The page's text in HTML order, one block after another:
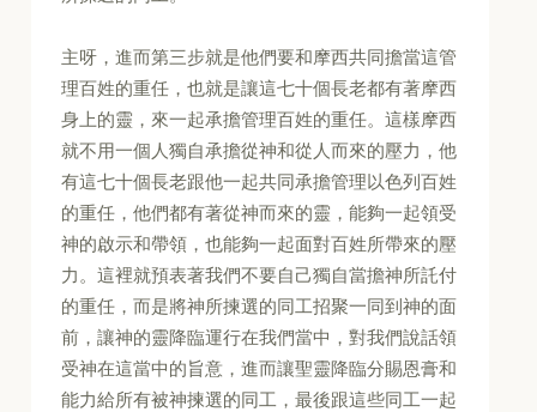
主呀，進而第三步就是他們要和摩西共同擔當這管
理百姓的重任，也就是讓這七十個長老都有著摩西
身上的靈，來一起承擔管理百姓的重任。這樣摩西
就不用一個人獨自承擔從神和從人而來的壓力，他
有這七十個長老跟他一起共同承擔管理以色列百姓
的重任，他們都有著從神而來的靈，能夠一起領受
神的啟示和帶領，也能夠一起面對百姓所帶來的壓
力。這裡就預表著我們不要自己獨自當擔神所託付
的重任，而是將神所揀選的同工招聚一同到神的面
前，讓神的靈降臨運行在我們當中，對我們說話領
受神在這當中的旨意，進而讓聖靈降臨分賜恩膏和
能力給所有被神揀選的同工，最後跟這些同工一起